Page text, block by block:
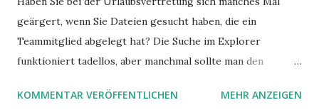
geärgert, wenn Sie Dateien gesucht haben, die ein
Teammitglied abgelegt hat? Die Suche im Explorer
funktioniert tadellos, aber manchmal sollte man den
mit UND oder ODER oder NICHT... Das geht so einfach,
KOMMENTAR VERÖFFENTLICHEN MEHR ANZEIGEN